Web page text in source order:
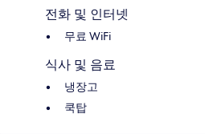
전화 및 인터넷
무료 WiFi
식사 및 음료
냉장고
쿡탑